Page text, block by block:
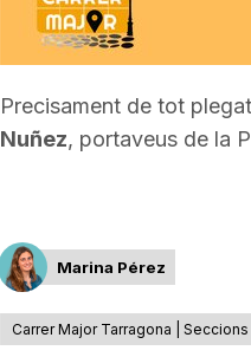
g
n
a
Precisament de tot
Nuñez, portaveus de la
Marina Pérez
Carrer Major Tarragona | Seccions